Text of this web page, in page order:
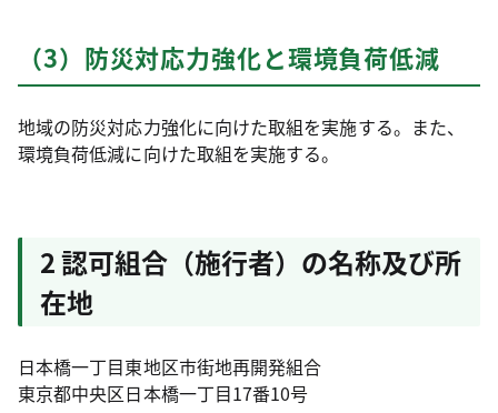
（3）防災対応力強化と環境負荷低減
地域の防災対応力強化に向けた取組を実施する。また、
環境負荷低減に向けた取組を実施する。
2 認可組合（施行者）の名称及び所
在地
日本橋一丁目東地区市街地再開発組合
東京都中央区日本橋一丁目17番10号